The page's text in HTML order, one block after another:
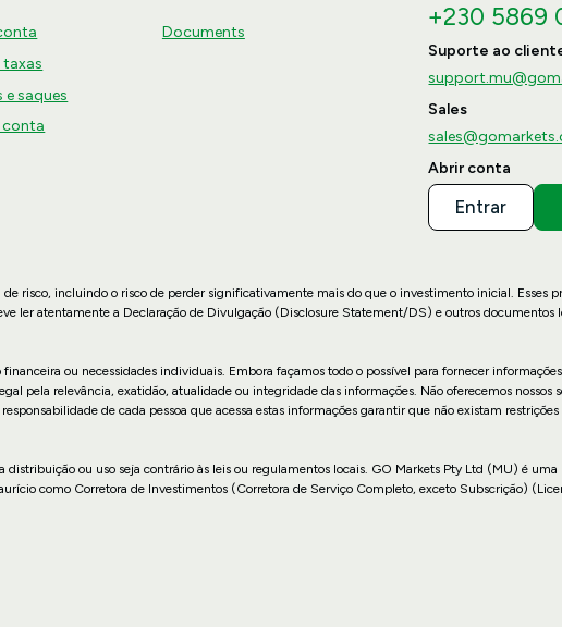
taxas
saques
conta
Documents
+230 5869
Suporte ao
Sales
Abrir conta
Entrar
risco, incluindo o risco de perder significativamente mais do que o investimento inicial. Esses
ler atentamente a Declaração de Divulgação (Disclosure Statement/DS) e outros documentos
ou necessidades individuais. Embora façamos todo o possível para fornecer
pela relevância, exatidão, atualidade ou integridade das informações. Não oferecemos nossos
de cada pessoa que acessa estas informações garantir que não existam
ou uso seja contrário às leis ou regulamentos locais. GO Markets Pty Ltd (MU) é uma
como Corretora de Investimentos (Corretora de Serviço Completo, exceto Subscrição)